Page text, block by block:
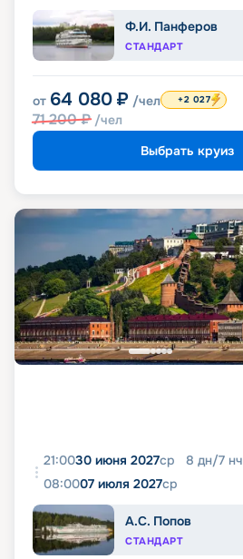
Ф.И. Панферов
СТАНДАРТ
от 64 080 ₽ /чел
71 200₽ /чел
+2 027
Выбрать круиз
21:0030 июня 2027ср 8 дн/7 нч
08:0007 июля 2027ср
А.С. Попов
СТАНДАРТ